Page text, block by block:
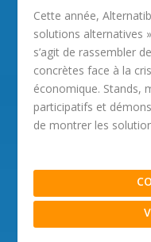
Cette année,
solutions alternatives
s’agit de rassembler
concrètes face à la
économique. Stands,
participatifs et
de montrer les